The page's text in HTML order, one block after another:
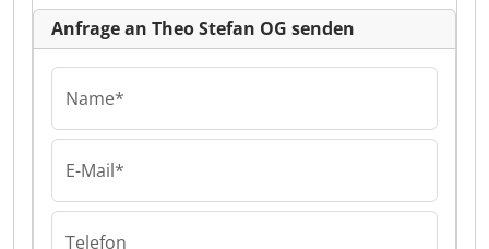
Anfrage an Theo Stefan OG senden
Name*
E-Mail*
Telefon